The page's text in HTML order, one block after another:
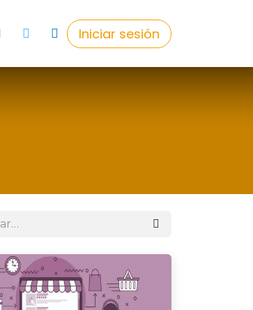
Iniciar sesión